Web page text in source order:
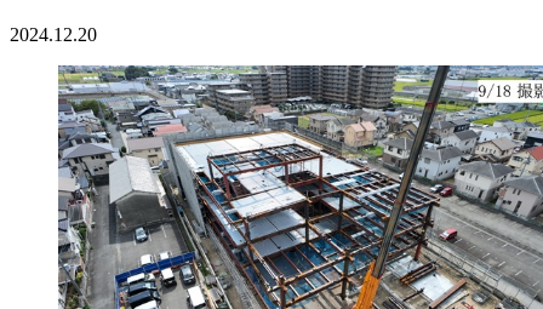
2024.12.20